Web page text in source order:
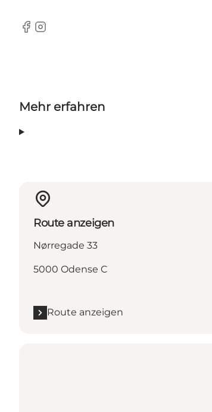
Facebook
Instagram
Mehr erfahren
Route anzeigen
Nørregade 33
5000 Odense C
Route anzeigen